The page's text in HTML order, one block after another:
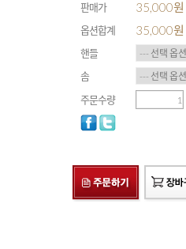
판매가
35,000원
옵션합계 35,000원
핸들
솜
주문수량